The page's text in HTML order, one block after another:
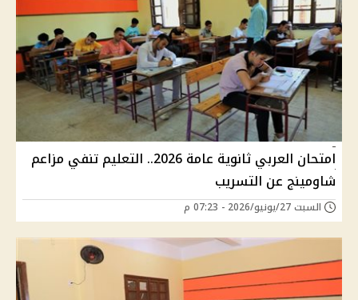
امتحان العربي ثانوية عامة 2026.. التعليم تنفي مزاعم
شاومينج عن التسريب
السبت 27/يونيو/2026 - 07:23 م